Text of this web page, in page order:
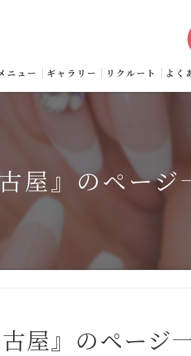
ニュー ギャラリー リクルート よく
屋』のページ
屋』のページ